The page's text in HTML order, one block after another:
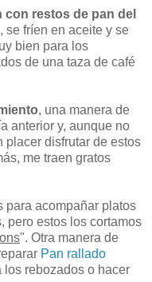
restos de pan del
, se fríen en aceite y se
bien para los
de una taza de café
, una manera de
anterior y, aunque no
placer disfrutar de estos
me traen gratos
para acompañar platos
pero estos los cortamos
". Otra manera de
Pan rallado
rebozados o hacer